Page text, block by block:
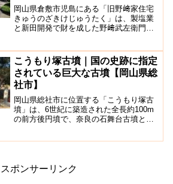
敷市】
岡山県倉敷市児島にある「旧野﨑家住宅
きゅうのざきけじゅうたく」は、製塩業
と新田開発で財を成した野﨑武左衛門が
す。「児島ジーンズストリート」の端に
あります。2023年秋に公...
こうもり塚古墳｜国の史跡に指定
されている巨大な古墳【岡山県総
社市】
岡山県総社市に位置する「こうもり塚古
墳」は、6世紀に築造された全長約100m
の前方後円墳で、奈良の石舞台古墳と同
スポンサーリンク